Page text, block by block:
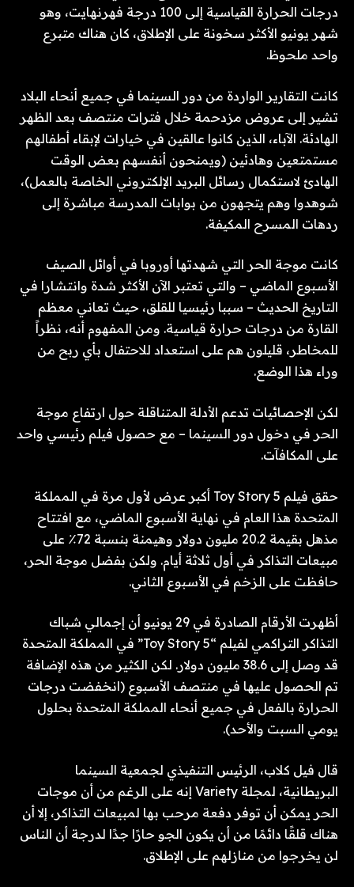
درجات الحرارة القياسية إلى 100 درجة فهرنهايت، وهو
شهر يونيو الأكثر سخونة على الإطلاق، كان هناك متبرع
واحد ملحوظ.
كانت التقارير الواردة من دور السينما في جميع أنحاء البلاد
تشير إلى عروض مزدحمة خلال فترات منتصف بعد الظهر
الهادئة. الآباء، الذين كانوا عالقين في خيارات لإبقاء أطفالهم
مستمتعين وهادئين (ويمنحون أنفسهم بعض الوقت
الهادئ لاستكمال رسائل البريد الإلكتروني الخاصة بالعمل)،
شوهدوا وهم يتجهون من بوابات المدرسة مباشرة إلى
ردهات المسرح المكيفة.
كانت موجة الحر التي شهدتها أوروبا في أوائل الصيف
الأسبوع الماضي – والتي تعتبر الآن الأكثر شدة وانتشارا في
التاريخ الحديث – سببا رئيسيا للقلق، حيث تعاني معظم
القارة من درجات حرارة قياسية. ومن المفهوم أنه، نظراً
للمخاطر، قليلون هم على استعداد للاحتفال بأي ربح من
وراء هذا الوضع.
لكن الإحصائيات تدعم الأدلة المتناقلة حول ارتفاع موجة
الحر في دخول دور السينما – مع حصول فيلم رئيسي واحد
على المكافآت.
حقق فيلم Toy Story 5 أكبر عرض لأول مرة في المملكة
المتحدة هذا العام في نهاية الأسبوع الماضي، مع افتتاح
مذهل بقيمة 20.2 مليون دولار وهيمنة بنسبة 72٪ على
مبيعات التذاكر في أول ثلاثة أيام. ولكن بفضل موجة الحر،
حافظت على الزخم في الأسبوع الثاني.
أظهرت الأرقام الصادرة في 29 يونيو أن إجمالي شباك
التذاكر التراكمي لفيلم “Toy Story 5” في المملكة المتحدة
قد وصل إلى 38.6 مليون دولار. لكن الكثير من هذه الإضافة
تم الحصول عليها في منتصف الأسبوع (انخفضت درجات
الحرارة بالفعل في جميع أنحاء المملكة المتحدة بحلول
يومي السبت والأحد).
قال فيل كلاب، الرئيس التنفيذي لجمعية السينما
البريطانية، لمجلة Variety إنه على الرغم من أن موجات
الحر يمكن أن توفر دفعة مرحب بها لمبيعات التذاكر، إلا أن
هناك قلقًا دائمًا من أن يكون الجو حارًا جدًا لدرجة أن الناس
لن يخرجوا من منازلهم على الإطلاق.